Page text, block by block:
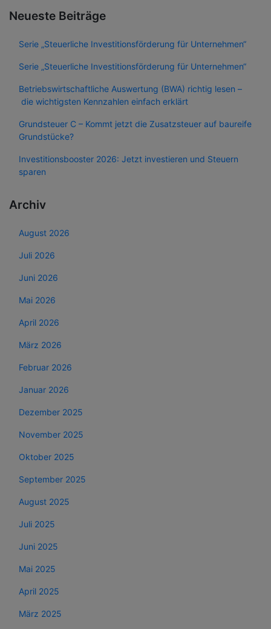
Neueste Beiträge
Serie „Steuerliche Investitionsförderung für Unternehmen“
Serie „Steuerliche Investitionsförderung für Unternehmen“
Betriebswirtschaftliche Auswertung (BWA) richtig lesen –
die wichtigsten Kennzahlen einfach erklärt
Grundsteuer C – Kommt jetzt die Zusatzsteuer auf baureife
Grundstücke?
Investitionsbooster 2026: Jetzt investieren und Steuern
sparen
Archiv
August 2026
Juli 2026
Juni 2026
Mai 2026
April 2026
März 2026
Februar 2026
Januar 2026
Dezember 2025
November 2025
Oktober 2025
September 2025
August 2025
Juli 2025
Juni 2025
Mai 2025
April 2025
März 2025